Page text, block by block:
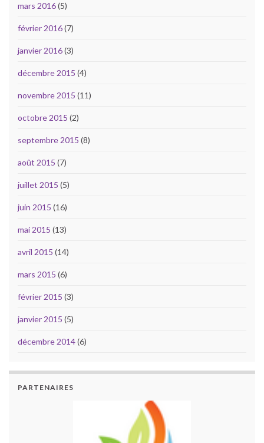
mars 2016(5)
février 2016(7)
janvier 2016(3)
décembre 2015 (4)
novembre 2015 (11)
octobre 2015 (2)
septembre 2015 (8)
août 2015 (7)
juillet 2015 (5)
juin 2015 (16)
mai 2015 (13)
avril 2015 (14)
mars 2015 (6)
février 2015 (3)
janvier 2015 (5)
décembre 2014(6)
PARTENAIRES